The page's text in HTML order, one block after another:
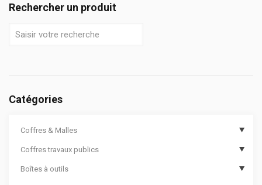
Rechercher un produit
Catégories
Coffres & Malles
Coffres de chantier
Options de coffres de chantier
Coffres travaux publics
Coffres de travaux publics
Boîtes à outils